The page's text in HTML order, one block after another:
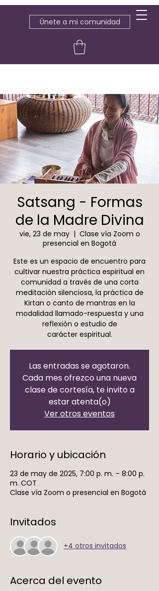
Únete a mi comunidad
Satsang - Formas
de la Madre Divina
vie, 23 de may
  |
Clase vía Zoom o
presencial en Bogotá
Este es un espacio de encuentro para
cultivar nuestra práctica espiritual en
comunidad a través de una corta
meditación silenciosa, la práctica de
Kirtan o canto de mantras en la
modalidad llamado-respuesta y una
reflexión o estudio de
carácter espiritual.
Las entradas se agotaron.
Cada mes ofrezco una nueva
clase de cortesía, te invito a
estar atenta(o)
Ver otros eventos
Horario y ubicación
23 de may de 2025, 7:00 p. m. – 8:00 p.
m. COT
Clase vía Zoom o presencial en Bogotá
Invitados
+4 otros invitados
Acerca del evento